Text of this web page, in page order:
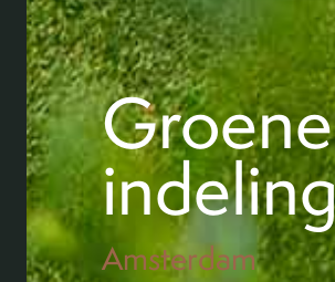
Amsterdam